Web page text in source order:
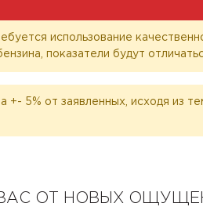
использование
показатели будут
+- 5% от заявленных, исходя из
ОТ НОВЫХ